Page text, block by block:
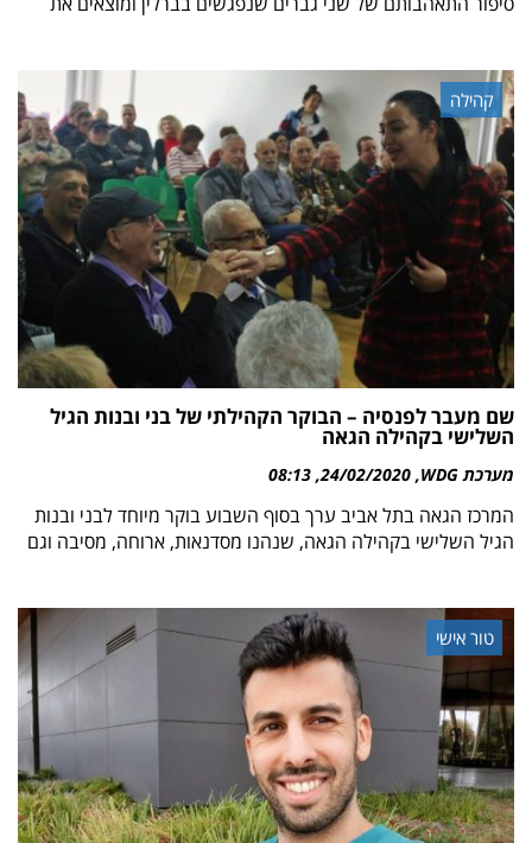
קהילה
שם מעבר לפנסיה – הבוקר הקהילתי של בני ובנות הגיל
השלישי בקהילה הגאה
מערכת WDG 24/02/2020
08:13
המרכז הגאה בתל אביב ערך בסוף השבוע בוקר מיוחד לבני ובנות
הגיל השלישי בקהילה הגאה, שנהנו מסדנאות, ארוחה, מסיבה וגם
טור אישי